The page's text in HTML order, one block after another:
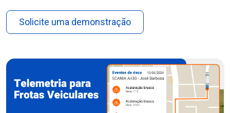
Solicite uma demonstração